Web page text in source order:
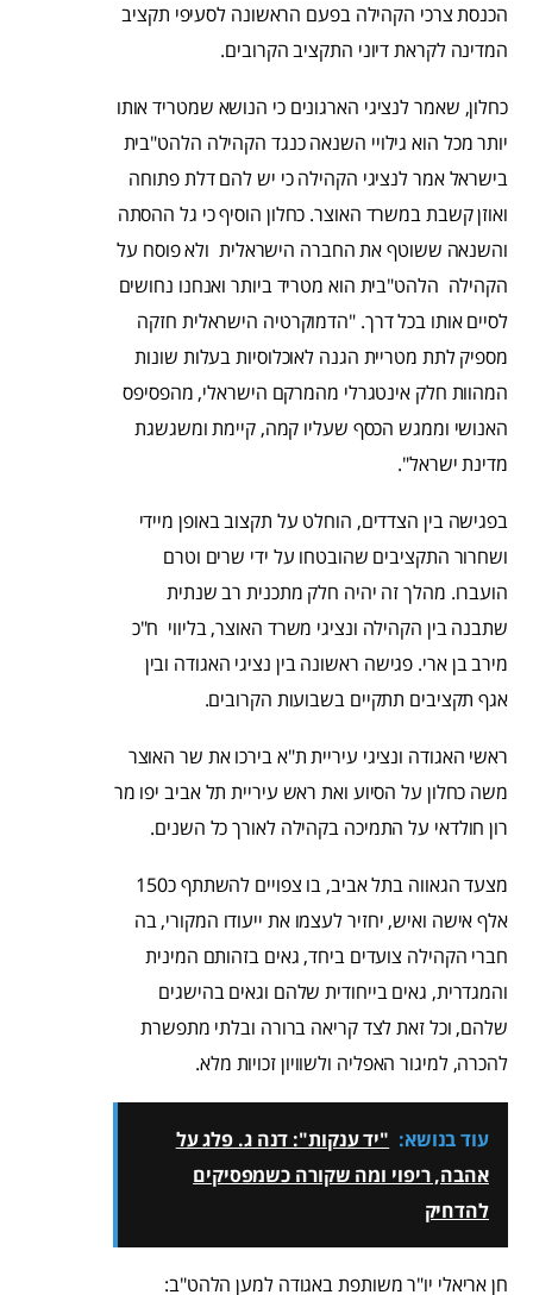
הכנסת צרכי הקהילה בפעם הראשונה לסעיפי תקציב
המדינה לקראת דיוני התקציב הקרובים.
כחלון, שאמר לנציגי הארגונים כי הנושא שמטריד אותו
יותר מכל הוא גילויי השנאה כנגד הקהילה הלהט"בית
בישראל אמר לנציגי הקהילה כי יש להם דלת פתוחה
ואוזן קשבת במשרד האוצר. כחלון הוסיף כי גל ההסתה
והשנאה ששוטף את החברה הישראלית ולא פוסח על
הקהילה הלהט"בית הוא מטריד ביותר ואנחנו נחושים
לסיים אותו בכל דרך. "הדמוקרטיה הישראלית חזקה
מספיק לתת מטריית הגנה לאוכלוסיות בעלות שונות
המהוות חלק אינטגרלי מהמרקם הישראלי, מהפסיפס
האנושי וממגש הכסף שעליו קמה, קיימת ומשגשגת
מדינת ישראל".
בפגישה בין הצדדים, הוחלט על תקצוב באופן מיידי
ושחרור התקציבים שהובטחו על ידי שרים וטרם
הועברו. מהלך זה יהיה חלק מתכנית רב שנתית
שתבנה בין הקהילה ונציגי משרד האוצר, בליווי ח"כ
מירב בן ארי. פגישה ראשונה בין נציגי האגודה ובין
אגף תקציבים תתקיים בשבועות הקרובים.
ראשי האגודה ונציגי עיריית ת"א בירכו את שר האוצר
משה כחלון על הסיוע ואת ראש עיריית תל אביב יפו מר
רון חולדאי על התמיכה בקהילה לאורך כל השנים.
מצעד הגאווה בתל אביב, בו צפויים להשתתף כ150
אלף אישה ואיש, יחזיר לעצמו את ייעודו המקורי, בה
חברי הקהילה צועדים ביחד, גאים בזהותם המינית
והמגדרית, גאים בייחודית שלהם וגאים בהישגים
שלהם, וכל זאת לצד קריאה ברורה ובלתי מתפשרת
להכרה, למיגור האפליה ולשוויון זכויות מלא.
עוד בנושא: "יד ענקות": דנה ג. פלג על
אהבה, ריפוי ומה שקורה כשמפסיקים
להדחיק
חן אריאלי יו"ר משותפת באגודה למען הלהט"ב: